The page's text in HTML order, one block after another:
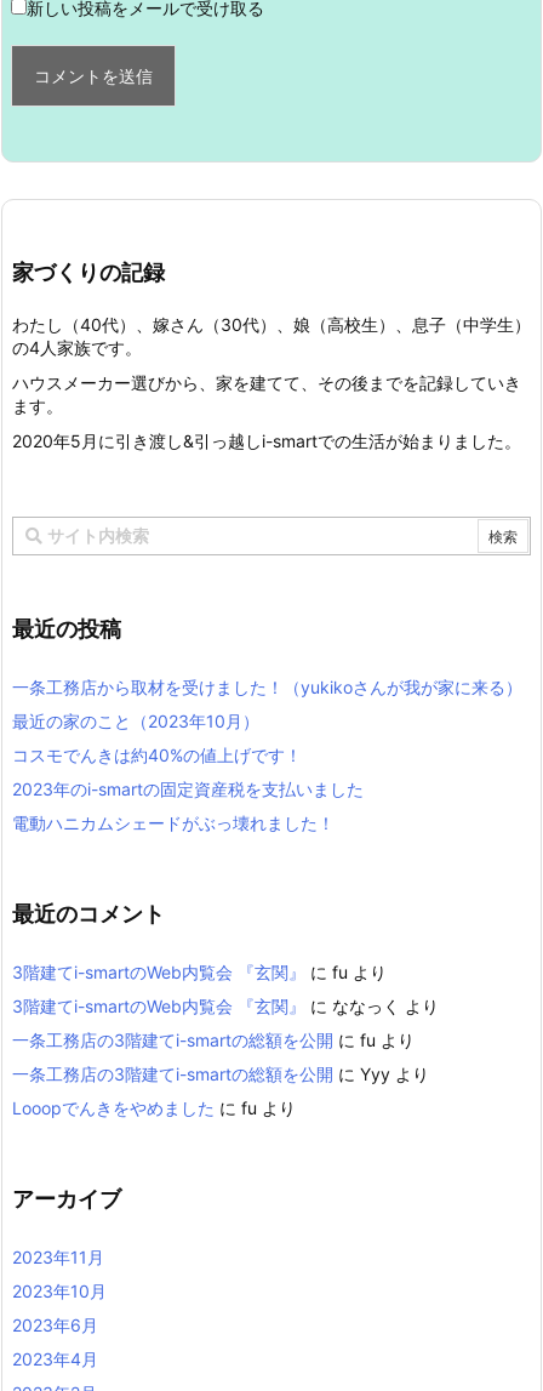
新しい投稿をメールで受け取る
家づくりの記録
わたし（40代）、嫁さん（30代）、娘（高校生）、息子（中学生）
の4人家族です。
ハウスメーカー選びから、家を建てて、その後までを記録していき
ます。
2020年5月に引き渡し&引っ越しi-smartでの生活が始まりました。
最近の投稿
一条工務店から取材を受けました！（yukikoさんが我が家に来る）
最近の家のこと（2023年10月）
コスモでんきは約40%の値上げです！
2023年のi-smartの固定資産税を支払いました
電動ハニカムシェードがぶっ壊れました！
最近のコメント
3階建てi-smartのWeb内覧会 『玄関』 に fu より
3階建てi-smartのWeb内覧会 『玄関』
に ななっく
より
一条工務店の3階建てi-smartの総額を公開 に fu より
一条工務店の3階建てi-smartの総額を公開 に Yyy より
Looopでんきをやめました に fu より
アーカイブ
2023年11月
2023年10月
2023年6月
2023年4月